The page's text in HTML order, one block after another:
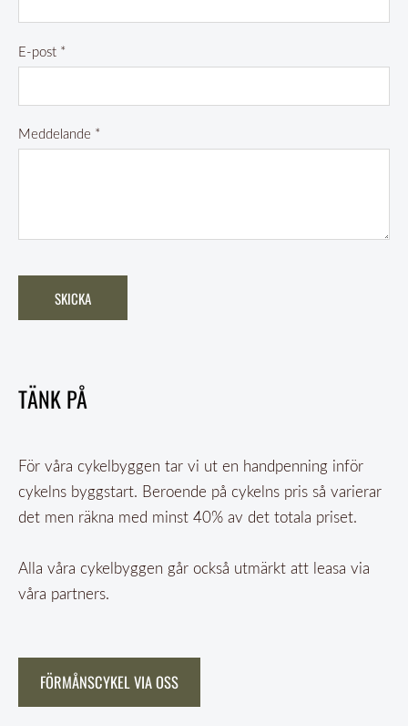
E-post *
Meddelande *
TÄNK PÅ
För våra cykelbyggen tar vi ut en handpenning inför
cykelns byggstart. Beroende på cykelns pris så varierar
det men räkna med minst 40% av det totala priset.
Alla våra cykelbyggen går också utmärkt att leasa via
våra partners.
FÖRMÅNSCYKEL VIA OSS